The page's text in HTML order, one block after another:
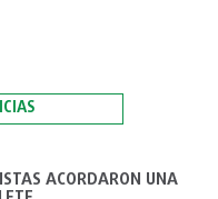
ACORDARON UNA